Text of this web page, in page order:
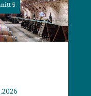
5